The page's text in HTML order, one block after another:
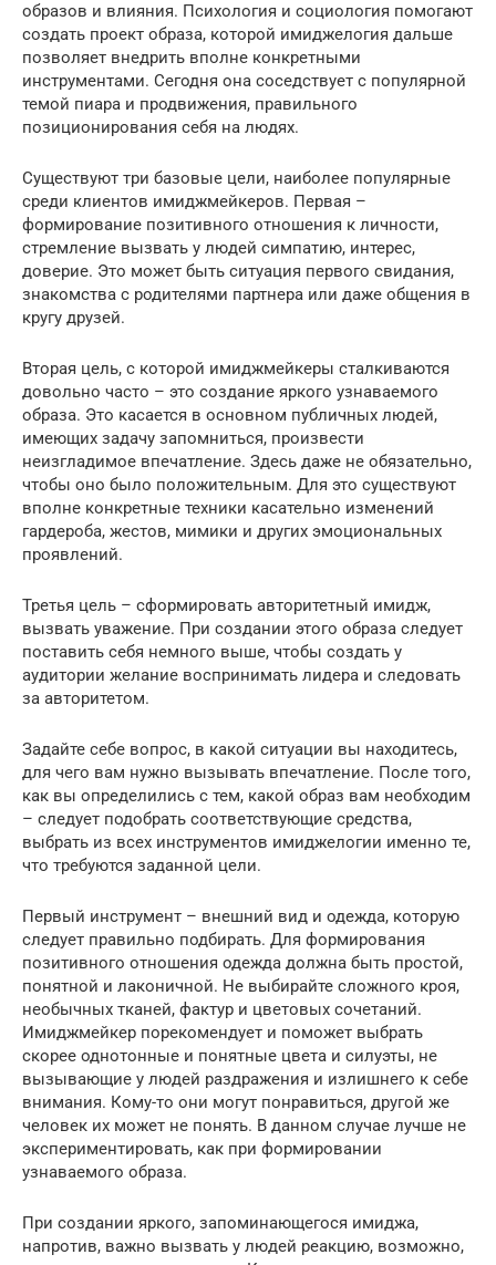
образов и влияния. Психология и социология помогают
создать проект образа, которой имиджелогия дальше
позволяет внедрить вполне конкретными
инструментами. Сегодня она соседствует с популярной
темой пиара и продвижения, правильного
позиционирования себя на людях.
Существуют три базовые цели, наиболее популярные
среди клиентов имиджмейкеров. Первая –
формирование позитивного отношения к личности,
стремление вызвать у людей симпатию, интерес,
доверие. Это может быть ситуация первого свидания,
знакомства с родителями партнера или даже общения в
кругу друзей.
Вторая цель, с которой имиджмейкеры сталкиваются
довольно часто – это создание яркого узнаваемого
образа. Это касается в основном публичных людей,
имеющих задачу запомниться, произвести
неизгладимое впечатление. Здесь даже не обязательно,
чтобы оно было положительным. Для это существуют
вполне конкретные техники касательно изменений
гардероба, жестов, мимики и других эмоциональных
проявлений.
Третья цель – сформировать авторитетный имидж,
вызвать уважение. При создании этого образа следует
поставить себя немного выше, чтобы создать у
аудитории желание воспринимать лидера и следовать
за авторитетом.
Задайте себе вопрос, в какой ситуации вы находитесь,
для чего вам нужно вызывать впечатление. После того,
как вы определились с тем, какой образ вам необходим
– следует подобрать соответствующие средства,
выбрать из всех инструментов имиджелогии именно те,
что требуются заданной цели.
Первый инструмент – внешний вид и одежда, которую
следует правильно подбирать. Для формирования
позитивного отношения одежда должна быть простой,
понятной и лаконичной. Не выбирайте сложного кроя,
необычных тканей, фактур и цветовых сочетаний.
Имиджмейкер порекомендует и поможет выбрать
скорее однотонные и понятные цвета и силуэты, не
вызывающие у людей раздражения и излишнего к себе
внимания. Кому-то они могут понравиться, другой же
человек их может не понять. В данном случае лучше не
экспериментировать, как при формировании
узнаваемого образа.
При создании яркого, запоминающегося имиджа,
напротив, важно вызвать у людей реакцию, возможно,